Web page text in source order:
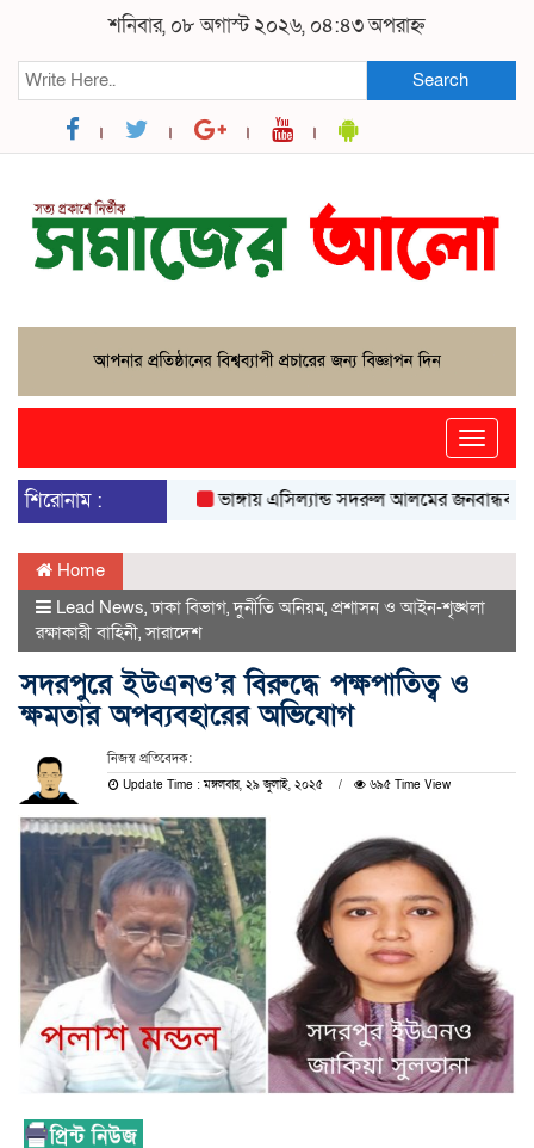
শনিবার, ০৮ অগাস্ট ২০২৬, ০৪:৪৩ অপরাহ্ন
Search
Toggle
শিরোনাম :
ভাঙ্গায় এসিল্যান্ড সদরুল আলমের জনবান্ধব
Home
Lead News,ঢাকা বিভাগ,দুর্নীতি অনিয়ম, প্রশাসন ও আইন-শৃঙ্খলা
রক্ষাকারী বাহিনী,সারাদেশ
সদরপুরে ইউএনও’র বিরুদ্ধে পক্ষপাতিত্ব ও
ক্ষমতার অপব্যবহারের অভিযোগ
নিজস্ব প্রতিবেদক:
Update Time : মঙ্গলবার, ২৯ জুলাই, ২০২৫ ৬৯৫ Time View